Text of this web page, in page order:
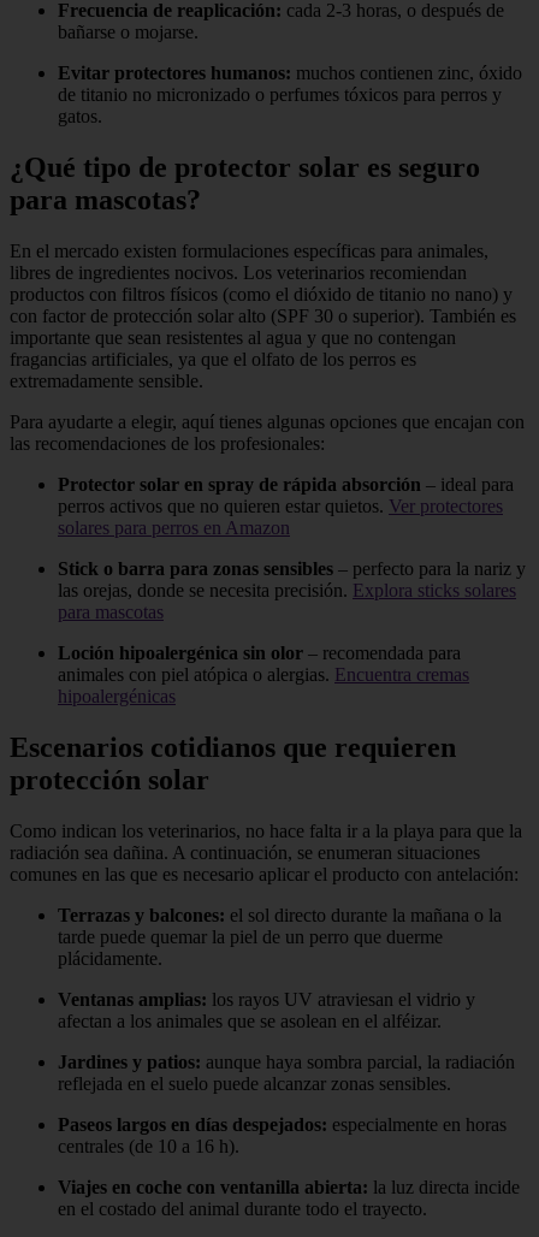
Frecuencia de reaplicación: cada 2-3 horas, o después de
bañarse o mojarse.
Evitar protectores humanos: muchos contienen zinc, óxido
de titanio no micronizado o perfumes tóxicos para perros y
gatos.
¿Qué tipo de protector solar es seguro
para mascotas?
En el mercado existen formulaciones específicas para animales,
libres de ingredientes nocivos. Los veterinarios recomiendan
productos con filtros físicos (como el dióxido de titanio no nano) y
con factor de protección solar alto (SPF 30 o superior). También es
importante que sean resistentes al agua y que no contengan
fragancias artificiales, ya que el olfato de los perros es
extremadamente sensible.
Para ayudarte a elegir, aquí tienes algunas opciones que encajan con
las recomendaciones de los profesionales:
Protector solar en spray de rápida absorción – ideal para
perros activos que no quieren estar quietos. Ver protectores
solares para perros en Amazon
Stick o barra para zonas sensibles – perfecto para la nariz y
las orejas, donde se necesita precisión. Explora sticks solares
para mascotas
Loción hipoalergénica sin olor – recomendada para
animales con piel atópica o alergias. Encuentra cremas
hipoalergénicas
Escenarios cotidianos que requieren
protección solar
Como indican los veterinarios, no hace falta ir a la playa para que la
radiación sea dañina. A continuación, se enumeran situaciones
comunes en las que es necesario aplicar el producto con antelación:
Terrazas y balcones: el sol directo durante la mañana o la
tarde puede quemar la piel de un perro que duerme
plácidamente.
Ventanas amplias: los rayos UV atraviesan el vidrio y
afectan a los animales que se asolean en el alféizar.
Jardines y patios: aunque haya sombra parcial, la radiación
reflejada en el suelo puede alcanzar zonas sensibles.
Paseos largos en días despejados: especialmente en horas
centrales (de 10 a 16 h).
Viajes en coche con ventanilla abierta: la luz directa incide
en el costado del animal durante todo el trayecto.